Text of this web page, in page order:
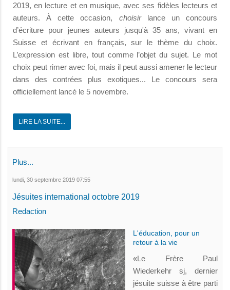
2019, en lecture et en musique, avec ses fidèles lecteurs et
auteurs. À cette occasion, choisirlance un concours
d’écriture pour jeunes auteurs jusqu'à 35 ans, vivant en
Suisse et écrivant en français, sur le thème du choix.
L’expression est libre, tout comme l’objet du sujet. Le mot
choix peut rimer avec foi, mais il peut aussi amener le lecteur
dans des contrées plus exotiques... Le concours sera
officiellement lancé le 5 novembre.
LIRE LA SUITE...
Plus...
lundi, 30 septembre 2019 07:55
Jésuites international octobre 2019
Redaction
L'éducation, pour un
retour à la vie
«Le Frère Paul
Wiederkehr sj, dernier
jésuite suisse à être parti